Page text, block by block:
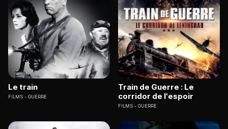
Le train
FILMS GUERRE
Train de Guerre : Le
corridor de l'espoir
FILMS GUERRE